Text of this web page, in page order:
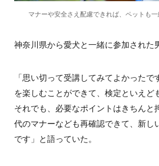
マナーや安全さえ配慮できれば、ペットも一
神奈川県から愛犬と一緒に参加された
「思い切って受講してみてよかったで
を楽しむことができて、検定といえど
それでも、必要なポイントはきちんと
代のマナーなども再確認できて、新し
です」と語っていた。